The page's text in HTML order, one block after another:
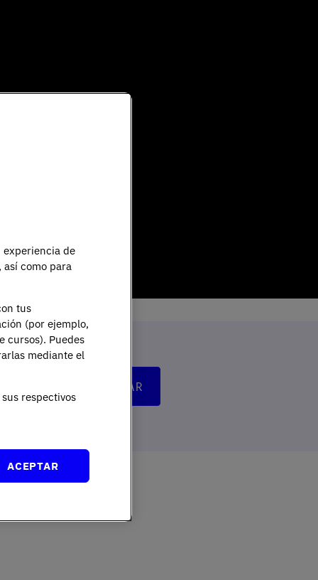
experiencia de
como para
tus
(por ejemplo,
cursos). Puedes
mediante el
respectivos
ACEPTAR